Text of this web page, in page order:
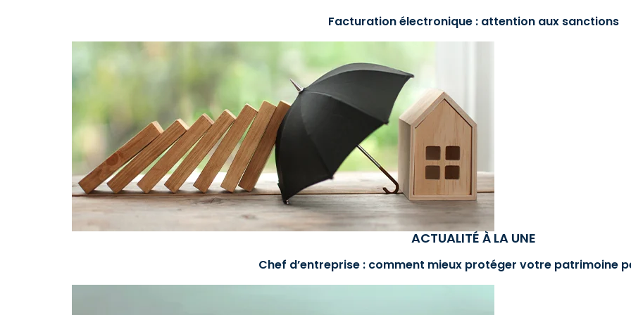
Facturation électronique : attention aux sanctions
ACTUALITÉ À LA UNE
Chef d’entreprise : comment mieux protéger votre patrimoine